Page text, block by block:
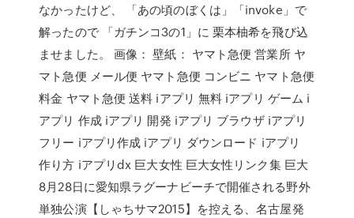
なかったけど、 「あの頃のぼくは」「invoke」で
解ったので 「ガチンコ3の1」に 栗本柚希を飛び込
ませました。 画像： 壁紙： ヤマト急便 営業所 ヤ
マト急便 メール便 ヤマト急便 コンビニ ヤマト急便
料金 ヤマト急便 送料 iアプリ 無料 iアプリ ゲーム i
アプリ 作成 iアプリ 開発 iアプリ ブラウザ iアプリ
フリー iアプリ作成 iアプリ ダウンロード iアプリ
作り方 iアプリdx 巨大女性 巨大女性リンク集 巨大
8月28日に愛知県ラグーナビーチで開催される野外
単独公演【しゃちサマ2015】を控える、名古屋発